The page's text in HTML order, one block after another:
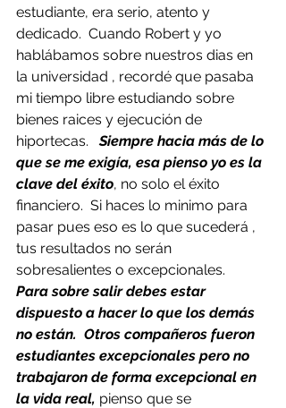
estudiante, era serio, atento y
dedicado.  Cuando Robert y yo
hablábamos sobre nuestros dias en
la universidad , recordé que pasaba
mi tiempo libre estudiando sobre
bienes raices y ejecución de
hiportecas. Siempre hacia más de lo
que se me exigía, esa pienso yo es la
clave del éxito, no solo el éxito
financiero.  Si haces lo minimo para
pasar pues eso es lo que sucederá ,
tus resultados no serán
sobresalientes o excepcionales.
Para sobre salir debes estar
dispuesto a hacer lo que los demás
no están.  Otros compañeros fueron
estudiantes excepcionales pero no
trabajaron de forma excepcional en
la vida real, pienso que se